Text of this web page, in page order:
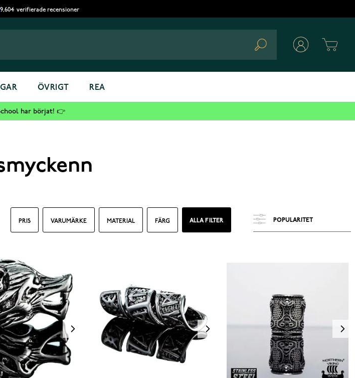
9,604 verifierade recensioner
Search
ÖVRIGT REA
har börjat! 👉
PRIS VARUMÄRKE MATERIAL FÄRG ALLA FILTER